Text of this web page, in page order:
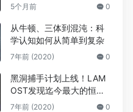
5个月前 0
从牛顿、三体到混沌：科
学认知如何从简单到复杂
7年前 (2020) 0
黑洞捕手计划上线！LAM
OST发现迄今最大的恒星
级黑洞
7年前 (2020) 0